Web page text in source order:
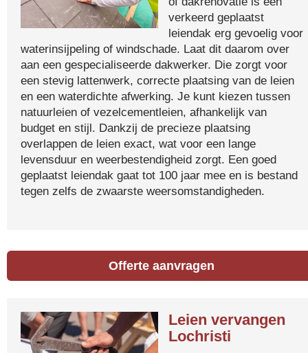
verkeerd geplaatst
leiendak erg gevoelig voor
waterinsijpeling of windschade. Laat dit daarom over
aan een gespecialiseerde dakwerker. Die zorgt voor
een stevig lattenwerk, correcte plaatsing van de leien
en een waterdichte afwerking. Je kunt kiezen tussen
natuurleien of vezelcementleien, afhankelijk van
budget en stijl. Dankzij de precieze plaatsing
overlappen de leien exact, wat voor een lange
levensduur en weerbestendigheid zorgt. Een goed
geplaatst leiendak gaat tot 100 jaar mee en is bestand
tegen zelfs de zwaarste weersomstandigheden.
Offerte aanvragen
Leien vervangen
Lochristi